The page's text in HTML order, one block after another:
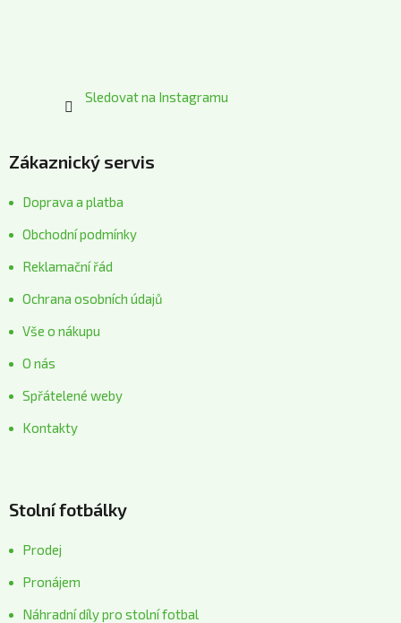
Sledovat na Instagramu
Zákaznický servis
Doprava a platba
Obchodní podmínky
Reklamační řád
Ochrana osobních údajů
Vše o nákupu
O nás
Spřátelené weby
Kontakty
Stolní fotbálky
Prodej
Pronájem
Náhradní díly pro stolní fotbal